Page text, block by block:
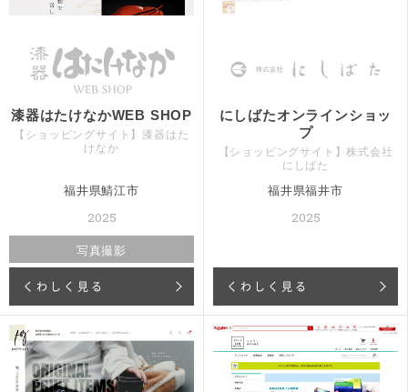
漆器はたけなかWEB SHOP
【ショッピングサイト】漆器はた
けなか
福井県鯖江市
2025
写真撮影
くわしく見る
にしばたオンラインショッ
プ
【ショッピングサイト】株式会社
にしばた
福井県福井市
2025
くわしく見る